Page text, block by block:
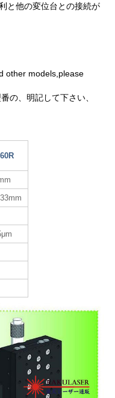
と他の変位台との接続が
other models,please
の、明記して下さい、